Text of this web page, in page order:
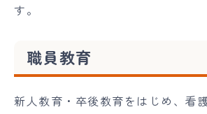
す。
職員教育
新人教育・卒後教育をはじめ、看